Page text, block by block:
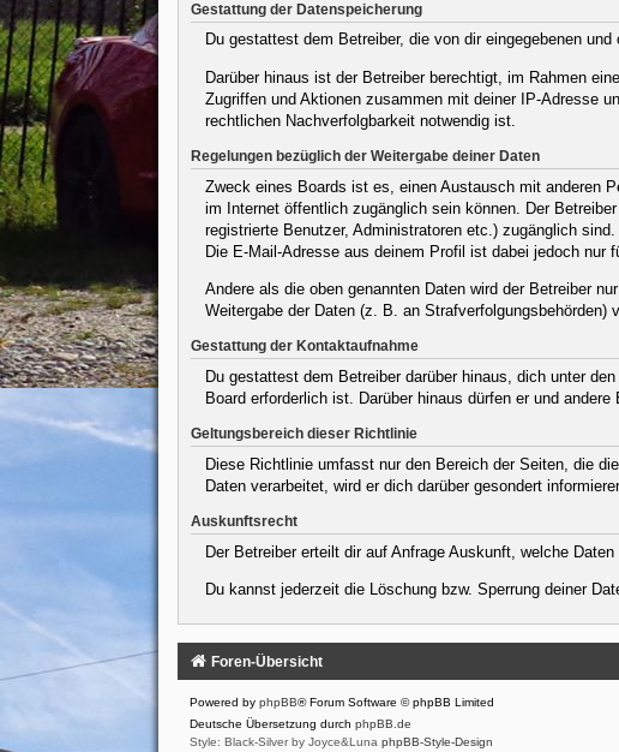
Gestattung der Datenspeicherung
Du gestattest dem Betreiber, die von dir eingegebenen
Darüber hinaus ist der Betreiber berechtigt, im Rahmen
Zugriffen und Aktionen zusammen mit deiner IP-Adresse
rechtlichen Nachverfolgbarkeit notwendig ist.
Regelungen bezüglich der Weitergabe deiner Daten
Zweck eines Boards ist es, einen Austausch mit anderen
im Internet öffentlich zugänglich sein können. Der
registrierte Benutzer, Administratoren etc.) zugänglich
Die E-Mail-Adresse aus deinem Profil ist dabei jedoch nur
Andere als die oben genannten Daten wird der Betreiber
Weitergabe der Daten (z. B. an
Gestattung der Kontaktaufnahme
Du gestattest dem Betreiber darüber hinaus, dich unter
Board erforderlich ist. Darüber hinaus dürfen er und
Geltungsbereich dieser Richtlinie
Diese Richtlinie umfasst nur den Bereich der Seiten, die
Daten verarbeitet, wird er dich darüber gesondert
Auskunftsrecht
Der Betreiber erteilt dir auf Anfrage Auskunft, welche
Du kannst jederzeit die Löschung bzw. Sperrung deiner
Foren-Übersicht
Powered by phpBB® Forum Software © phpBB Limited
Deutsche Übersetzung durch phpBB.de
Style: Black-Silver by Joyce&Luna phpBB-Style-Design